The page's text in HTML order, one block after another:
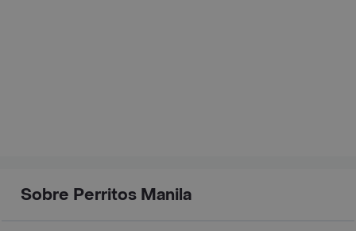
Sobre Perritos Manila